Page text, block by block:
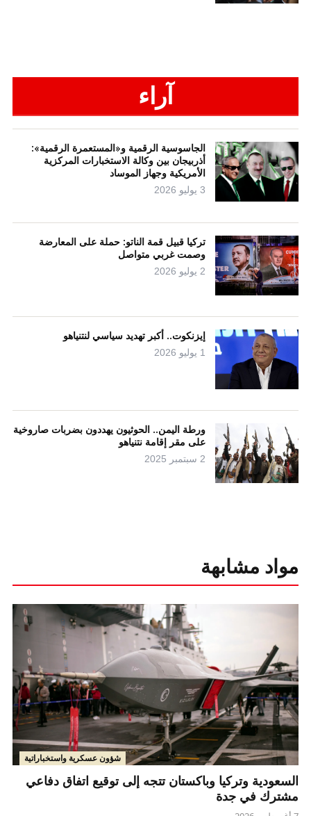
آراء
الجاسوسية الرقمية و«المستعمرة الرقمية»:
أذربيجان بين وكالة الاستخبارات المركزية
الأمريكية وجهاز الموساد
3 يوليو 2026
تركيا قبيل قمة الناتو: حملة على المعارضة
وصمت غربي متواصل
2 يوليو 2026
إيزنكوت.. أكبر تهديد سياسي لنتنياهو
1 يوليو 2026
ورطة اليمن.. الحوثيون يهددون بضربات صاروخية
على مقر إقامة نتنياهو
2 سبتمبر 2025
مواد مشابهة
شؤون عسكرية واستخباراتية
السعودية وتركيا وباكستان تتجه إلى توقيع اتفاق دفاعي
مشترك في جدة